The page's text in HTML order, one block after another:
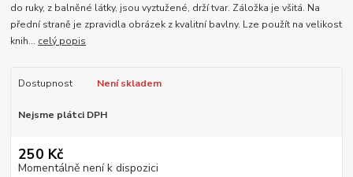
do ruky, z balněné látky, jsou vyztužené, drží tvar. Záložka je všitá. Na
přední straně je zpravidla obrázek z kvalitní bavlny. Lze použít na velikost
knih... celý popis
Dostupnost Není skladem
Nejsme plátci DPH
250 Kč
Momentálně není k dispozici